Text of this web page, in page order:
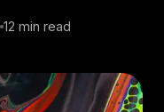
12 min read